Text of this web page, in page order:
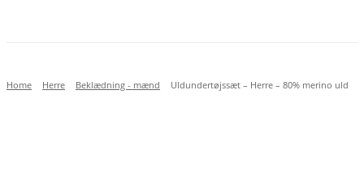
Home Herre Beklædning - mænd Uldundertøjssæt – Herre – 80% merino uld